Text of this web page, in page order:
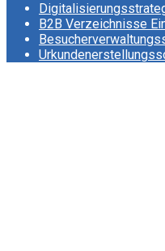
B2B Verzeichnisse